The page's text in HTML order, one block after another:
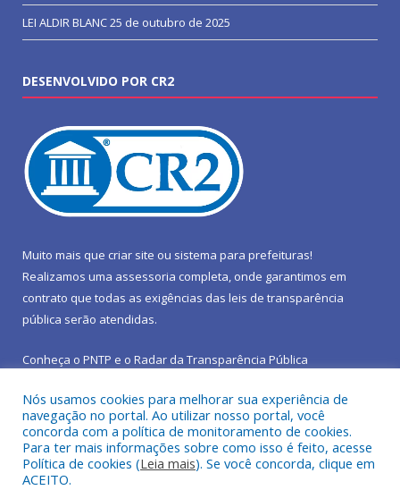
LEI ALDIR BLANC25 de outubro de 2025
DESENVOLVIDO POR CR2
Muito mais que criar site ou sistema para prefeituras!
Realizamos uma assessoria completa, onde garantimos em
contrato que todas as exigências das leis de transparência
pública serão atendidas.
Conheça o PNTP e o Radar da Transparência Pública
Todos os direitos reservados a Prefeitura Municipal de São João
do Araguaia.
Nós usamos cookies para melhorar sua experiência de
navegação no portal. Ao utilizar nosso portal, você
concorda com a política de monitoramento de cookies.
Para ter mais informações sobre como isso é feito, acesse
Política de cookies (Leia mais). Se você concorda, clique em
ACEITO.